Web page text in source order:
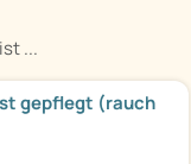
...
gepflegt (rauch